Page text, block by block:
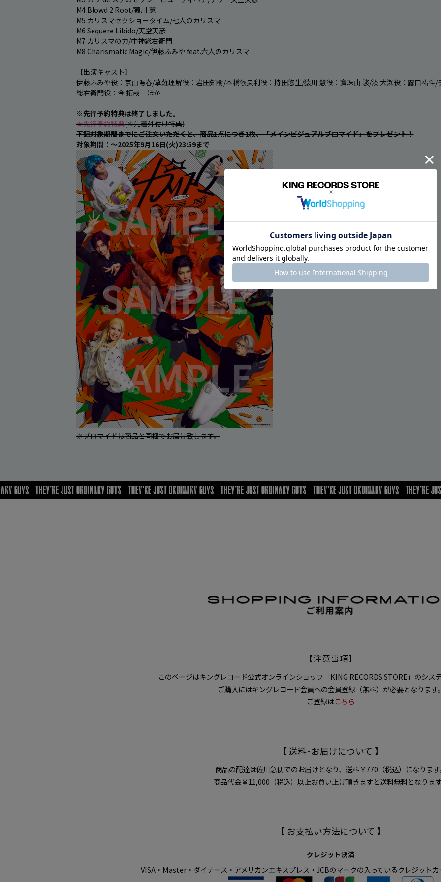
M4 Blowd 2 Root/猿川 慧
M5 カリスマセクショータイム/七人のカリスマ
M6 Sequere Libido/天堂天彦
M7 カリスマの力/中神総右衛門
M8 Charismatic Magic/伊藤ふみや feat.六人のカリスマ
【出演キャスト】
伊藤ふみや役：京山陽春/草薙理解役：岩田知樹/本橋依央利役：持田悠生/猿川 慧役：寶珠山 駿/湊 大瀬役：露口祐斗
総右衛門役：今 拓哉　ほか
※先行予約特典は終了しました。
★先行予約特典
(※先着外付け特典)
下記対象期間までにご注文いただくと、商品1点につき1枚、「メインビジュアルブロマイド」をプレゼント！
対象期間：～2025年9月16日(火)23:59まで
※ブロマイドは商品と同梱でお届け致します。
【注意事項】
このページはキングレコード公式オンラインショップ「KING RECORDS STORE」のシス
ご購入にはキングレコード会員への会員登録（無料）が必要となります
ご登録はこちら
【 送料･お届けについて 】
商品の配達は佐川急便でのお届けとなり、送料￥770（税込）になりま
商品代金￥11,000（税込）以上お買い上げ頂きますと送料無料となりま
【 お支払い方法について 】
クレジット決済
VISA・Master・ダイナース・アメリカンエキスプレス・JCBのマークの入っているクレジット